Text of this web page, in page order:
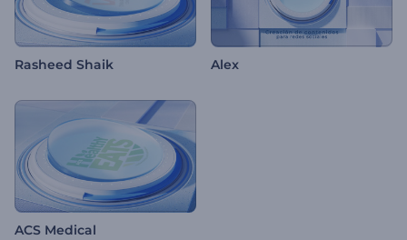
Rasheed Shaik Alex
ACS Medical